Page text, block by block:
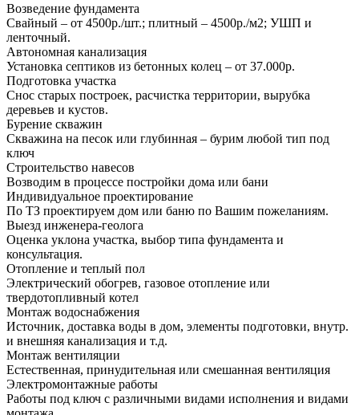
Возведение фундамента
Свайный – от 4500р./шт.; плитный – 4500р./м2; УШП и
ленточный.
Автономная канализация
Установка септиков из бетонных колец – от 37.000р.
Подготовка участка
Снос старых построек, расчистка территории, вырубка
деревьев и кустов.
Бурение скважин
Скважина на песок или глубинная – бурим любой тип под
ключ
Строительство навесов
Возводим в процессе постройки дома или бани
Индивидуальное проектирование
По ТЗ проектируем дом или баню по Вашим пожеланиям.
Выезд инженера-геолога
Оценка уклона участка, выбор типа фундамента и
консультация.
Отопление и теплый пол
Электрический обогрев, газовое отопление или
твердотопливный котел
Монтаж водоснабжения
Источник, доставка воды в дом, элементы подготовки, внутр.
и внешняя канализация и т.д.
Монтаж вентиляции
Естественная, принудительная или смешанная вентиляция
Электромонтажные работы
Работы под ключ с различными видами исполнения и видами